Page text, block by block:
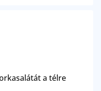
a télre